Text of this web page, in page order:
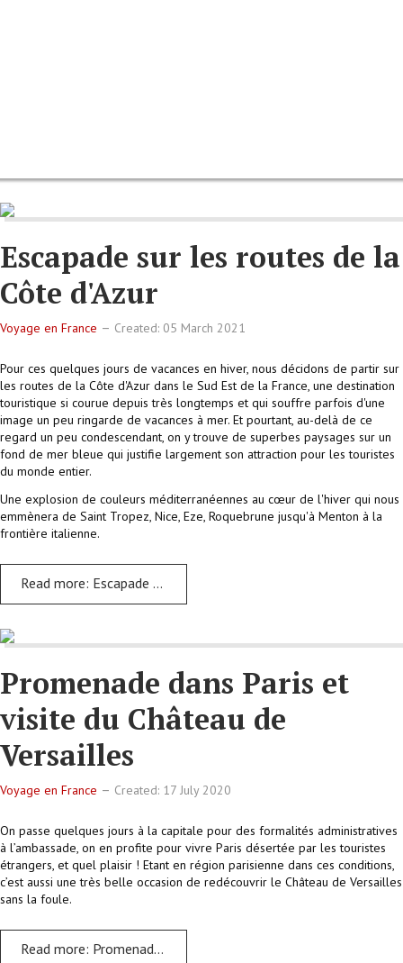
Escapade sur les routes de la
Côte d'Azur
Voyage en France Created: 05 March 2021
Pour ces quelques jours de vacances en hiver, nous décidons de partir sur
les routes de la Côte d'Azur dans le Sud Est de la France, une destination
touristique si courue depuis très longtemps et qui souffre parfois d'une
image un peu ringarde de vacances à mer. Et pourtant, au-delà de ce
regard un peu condescendant, on y trouve de superbes paysages sur un
fond de mer bleue qui justifie largement son attraction pour les touristes
du monde entier.
Une explosion de couleurs méditerranéennes au cœur de l'hiver qui nous
emmènera de Saint Tropez, Nice, Eze, Roquebrune jusqu'à Menton à la
frontière italienne.
Read more: Escapade sur les routes de la Côte d'Azur
Promenade dans Paris et
visite du Château de
Versailles
Voyage en France Created: 17 July 2020
On passe quelques jours à la capitale pour des formalités administratives
à l’ambassade, on en profite pour vivre Paris désertée par les touristes
étrangers, et quel plaisir ! Etant en région parisienne dans ces conditions,
c’est aussi une très belle occasion de redécouvrir le Château de Versailles
sans la foule.
Read more: Promenade dans Paris et visite du Château de Versailles